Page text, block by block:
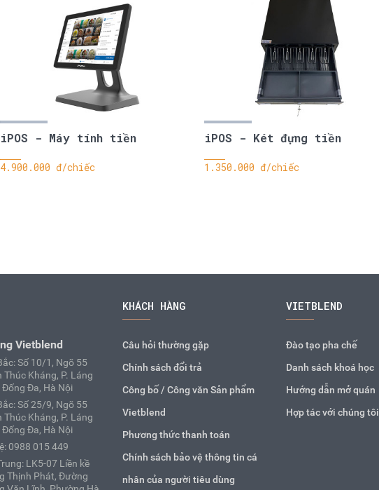
iPOS - Máy tính tiền
4.900.000 đ/chiếc
iPOS - Két đựng tiền
1.350.000 đ/chiếc
Vietblend
Số 10/1, Ngõ 55
Thúc Kháng, P. Láng
Đống Đa, Hà Nội
Số 25/9, Ngõ 55
Thúc Kháng, P. Láng
Đống Đa, Hà Nội
0988 015 449
LK5-07 Liền kề
Thịnh Phát, Đường
KHÁCH HÀNG
Câu hỏi thường gặp
Chính sách đổi trả
Công bố / Công văn Sản phẩm
Vietblend
Phương thức thanh toán
Chính sách bảo vệ thông tin cá
nhân của người tiêu dùng
VIETBLEND
Đào tạo pha chế
Danh sách khoá học
Hướng dẫn mở quán
Hợp tác với chúng tôi